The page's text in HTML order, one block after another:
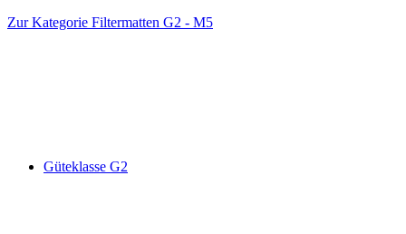
Zur Kategorie Filtermatten G2 - M5
Güteklasse G2